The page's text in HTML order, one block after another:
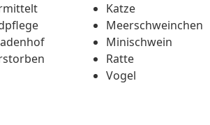
Katze
Meerschweinchen
Minischwein
Ratte
Vogel